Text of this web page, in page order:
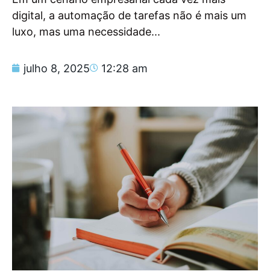
digital, a automação de tarefas não é mais um
luxo, mas uma necessidade...
julho 8, 2025 12:28 am